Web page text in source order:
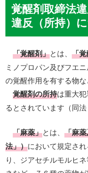
覚醒剤取締法
違反（所持）
「覚醒剤」とは、「
ミノプロパン及びフエ
の覚醒作用を有する物な
覚醒剤の所持は重大
るとされています（同法
「麻薬」とは、「麻
法」）において規定さ
り、ジアセチルモルヒ